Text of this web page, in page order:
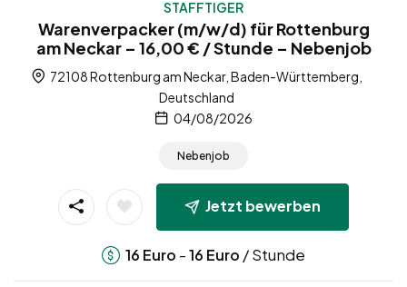
STAFFTIGER
Warenverpacker (m/w/d) für Rottenburg
am Neckar – 16,00 € / Stunde – Nebenjob
72108 Rottenburg am Neckar, Baden-Württemberg,
Deutschland
04/08/2026
Nebenjob
Jetzt bewerben
16 Euro -16 Euro / Stunde